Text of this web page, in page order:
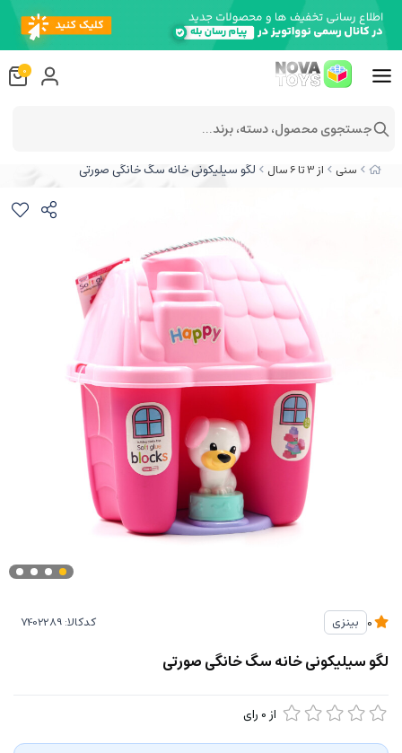
سنی از 3 تا 6 سال لگو سیلیکونی خانه سگ خانگی صورتی
بینزی کدکالا:
لگو سیلیکونی خانه سگ خانگی صورتی
از 0 رای
0
جستجوی محصول، دسته، برند...